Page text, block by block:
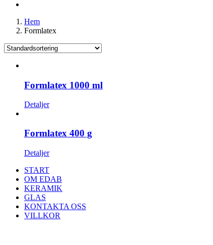
Hem
Formlatex
Formlatex 1000 ml
Detaljer
Formlatex 400 g
Detaljer
START
OM EDAB
KERAMIK
GLAS
KONTAKTA OSS
VILLKOR